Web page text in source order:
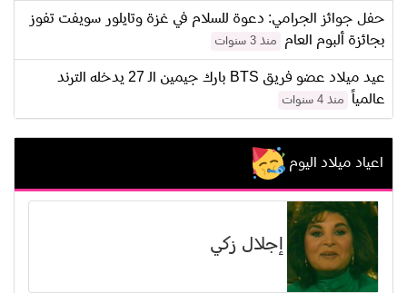
حفل جوائز الجرامي: دعوة للسلام في غزة وتايلور سويفت تفوز
بجائزة ألبوم العام
منذ 3 سنوات
عيد ميلاد عضو فريق BTS بارك جيمين الـ 27 يدخله الترند
عالمياً
منذ 4 سنوات
اعياد ميلاد اليوم
إجلال زكي